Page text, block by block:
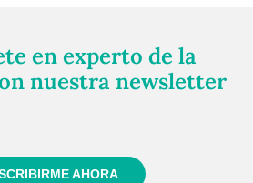
en experto de la
nuestra newsletter
AHORA